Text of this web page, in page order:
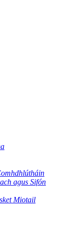
agus Sifón
Miotail